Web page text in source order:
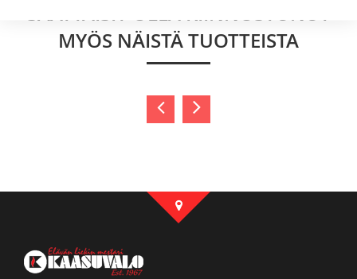
SAATTAISIT OLLA KIINNOSTUNUT
MYÖS NÄISTÄ TUOTTEISTA